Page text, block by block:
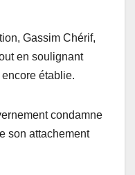
Gassim Chérif,
en soulignant
encore établie.
condamne
son attachement